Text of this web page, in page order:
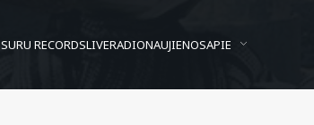
SURU RECORDSLIVERADIONAUJIENOSAPIE